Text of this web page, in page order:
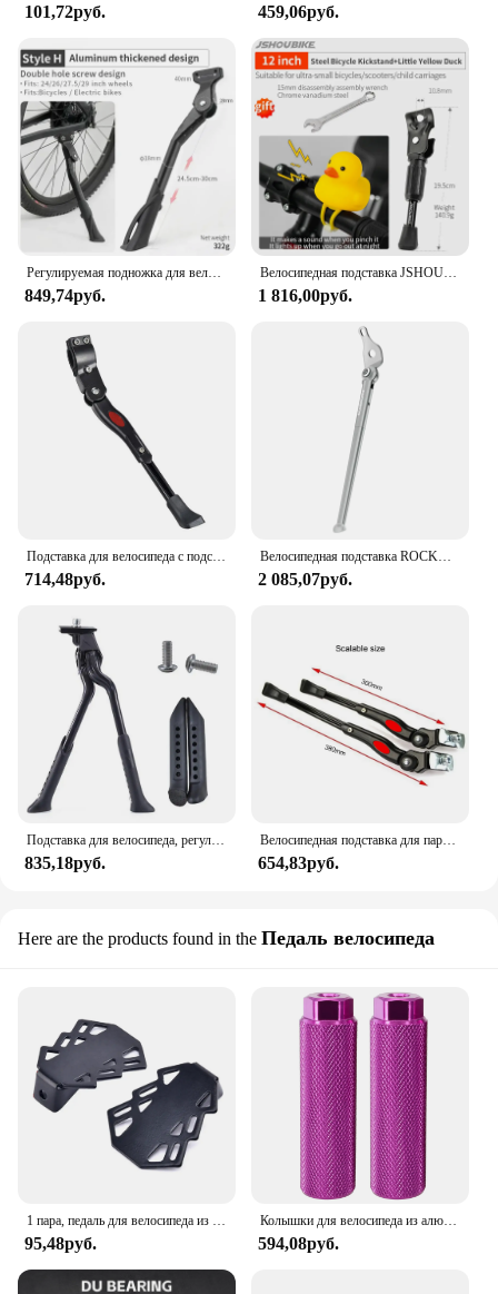
101,72руб. 459,06руб.
849,74руб.
Велосипедная подставка JSHOUBIKE, стальная подставка для горного велосипеда/снега/Складная велосипедная боковая подножка, 14-20 дюймов, со шпунком, стандартная желтая утка, 18 дюймов
1 816,00руб.
714,48руб. 2 085,07руб.
835,18руб.
Велосипедная подставка для парковки, Регулируемая Боковая подставка для ног, велосипедный держатель для ног, сменные детали
654,83руб.
Here are the products found in the Педаль велосипеда
1 пара, педаль для велосипеда из марганцевой стали
95,48руб.
Колышки для велосипеда из алюминиевого сплава Нескользящие свинцовые колышки для BMX велосипеда подходят для 3 8 дюймовых осей велосипедные колышки противоскользящие свинцовые колышки
594,08руб.